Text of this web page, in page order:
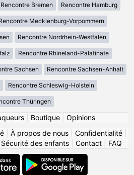
Rencontre Bremen Rencontre Hamburg
Mecklenburg-Vorpommern
Rencontre Nordrhein-Westfalen
Rencontre Rhineland-Palatinate
Sachsen Rencontre Sachsen-Anhalt
Rencontre Schleswig-Holstein
Thüringen
| Boutique| Opinions
À propos de nous Confidentialité
Sécurité des enfants| Contact| FAQ